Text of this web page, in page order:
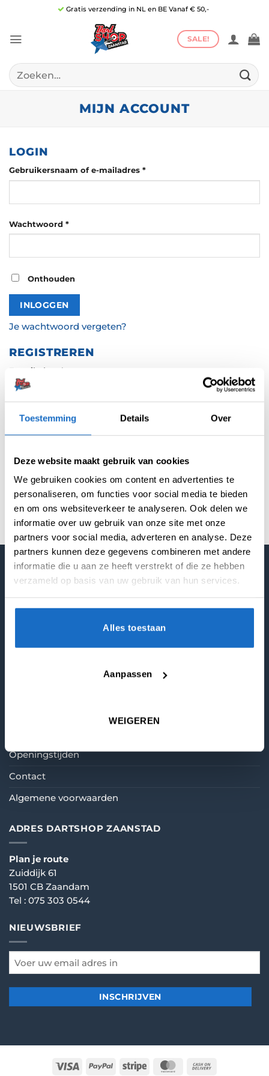
Toestemming Details Over
Deze website maakt gebruik van cookies
We gebruiken cookies om content en advertenties te
personaliseren, om functies voor social media te bieden
en om ons websiteverkeer te analyseren. Ook delen we
informatie over uw gebruik van onze site met onze
partners voor social media, adverteren en analyse. Deze
partners kunnen deze gegevens combineren met andere
informatie die u aan ze heeft verstrekt of die ze hebben
verzameld op basis van uw gebruik van hun services.
Alles toestaan
Aanpassen
WEIGEREN
inhoud
Gratis verzending in NL en BE Vanaf € 50,-
SALE!
Zoeken
naar:
MIJN ACCOUNT
LOGIN
Gebruikersnaam of e-mailadres *Vereist
Wachtwoord *Vereist
Onthouden
INLOGGEN
Je wachtwoord vergeten?
REGISTREREN
E-mailadres *
Er wordt een link om een nieuw wachtwoord in te
stellen naar je e-mailadres verzonden.
Schrijf in voor onze nieuwsbrief
REGISTREREN
MIJN ACCOUNT
Cookiebeleid
Openingstijden
Contact
Algemene voorwaarden
ADRES DARTSHOP ZAANSTAD
Plan je route
Zuiddijk 61
1501 CB Zaandam
Tel : 075 303 0544
NIEUWSBRIEF
email
*
Visa PayPal Stripe MasterCard